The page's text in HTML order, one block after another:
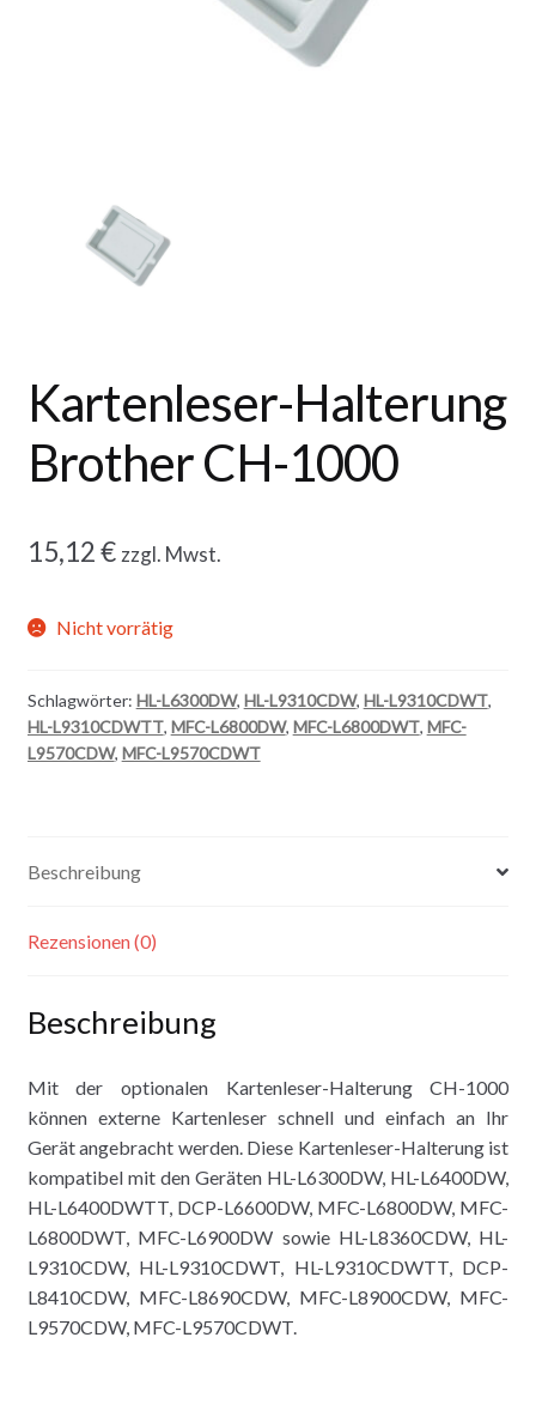
Kartenleser-Halterung
Brother CH-1000
15,12€ zzgl. Mwst.
Nicht vorrätig
Schlagwörter: HL-L6300DW, HL-L9310CDW, HL-L9310CDWT,
HL-L9310CDWTT, MFC-L6800DW, MFC-L6800DWT, MFC-
L9570CDW, MFC-L9570CDWT
Beschreibung
Rezensionen (0)
Beschreibung
Mit der optionalen Kartenleser-Halterung CH-1000
können externe Kartenleser schnell und einfach an Ihr
Gerät angebracht werden. Diese Kartenleser-Halterung ist
kompatibel mit den Geräten HL-L6300DW, HL-L6400DW,
HL-L6400DWTT, DCP-L6600DW, MFC-L6800DW, MFC-
L6800DWT, MFC-L6900DW sowie HL-L8360CDW, HL-
L9310CDW, HL-L9310CDWT, HL-L9310CDWTT, DCP-
L8410CDW, MFC-L8690CDW, MFC-L8900CDW, MFC-
L9570CDW, MFC-L9570CDWT.